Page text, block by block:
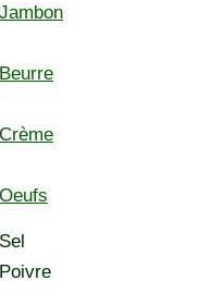
Jambon
Beurre
Crème
Oeufs
Sel
Poivre